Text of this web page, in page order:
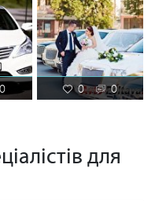
0 0 0
для